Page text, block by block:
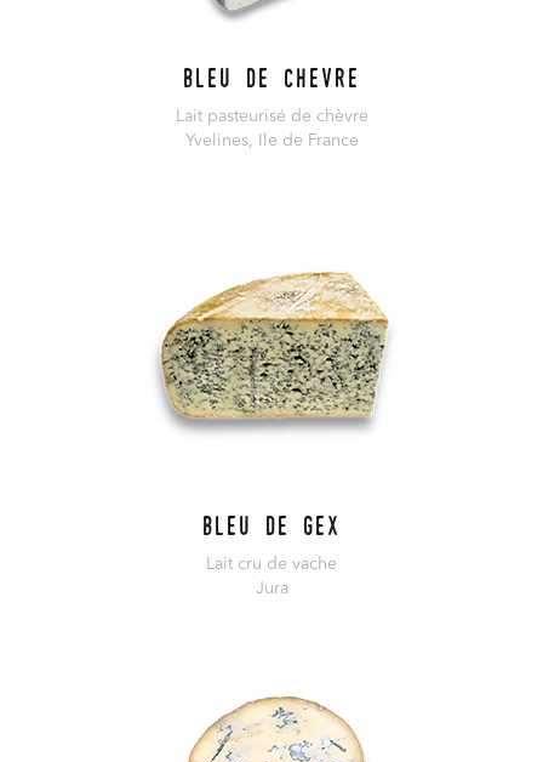
Bleu de Chevre
Lait pasteurisé de chèvre
Yvelines, Ile de France
Bleu de Gex
Lait cru de vache
Jura